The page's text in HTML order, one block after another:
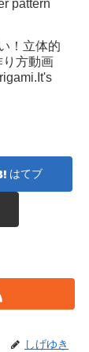
pattern
！立体的
り方動画
はてブ
しげゆき